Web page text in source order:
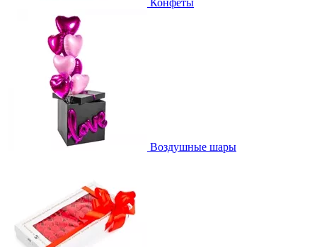
Конфеты
Воздушные шары